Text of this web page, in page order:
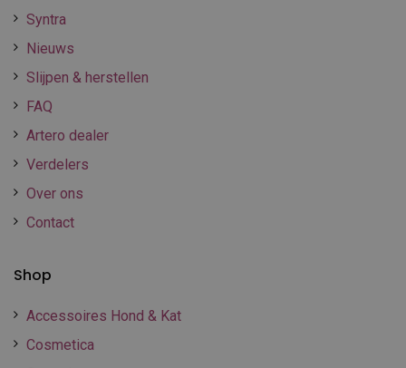
Syntra
Nieuws
Slijpen & herstellen
FAQ
Artero dealer
Verdelers
Over ons
Contact
Shop
Accessoires Hond & Kat
Cosmetica